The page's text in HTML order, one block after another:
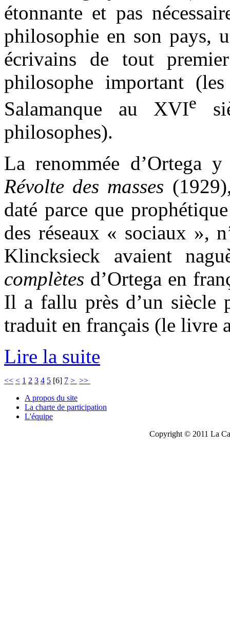
étonnante et pas
philosophie en son pays,
écrivains de tout
philosophe important
Salamanque au XVIe
philosophes).
La renommée
Révolte des masses
daté parce que
des réseaux « sociaux »,
Klincksieck avaient
complètes d’Ortega en
Il a fallu près d’un siècle
traduit en français (le livre
Lire la suite
<< < 1 2 3 4 5 [6] 7 > >>
A propos du site
La charte de participation
L'équipe
Copyright © 2011 La